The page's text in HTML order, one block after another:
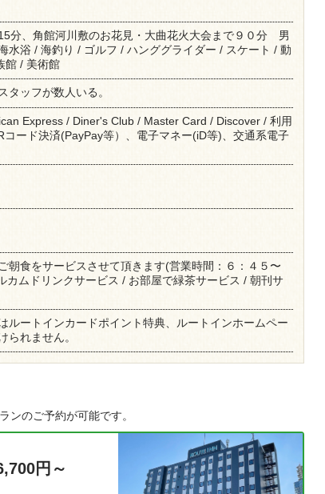
分、角館河川敷のお花見・大曲花火大会まで９０分 男
水浴 / 海釣り / ゴルフ / ハンググライダー / スケート / 動
館 / 美術館
タッフが数人いる。
Express / Diner's Club / Master Card / Discover / 利用
コード決済(PayPay等）、電子マネー(iD等)、交通系電子
朝食をサービスさせて頂きます(営業時間：６：４５〜
カムドリンクサービス / お部屋で緑茶サービス / 朝刊サ
ルートインカードポイント特典、ルートインホームペー
られません。
ンのご予約が可能です。
円～